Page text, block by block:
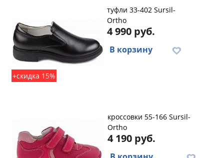
+скидка 15%
туфли 33-402 Sursil-
Ortho
4 990 руб.
В корзину
кроссовки 55-166 Sursil-
Ortho
4 190 руб.